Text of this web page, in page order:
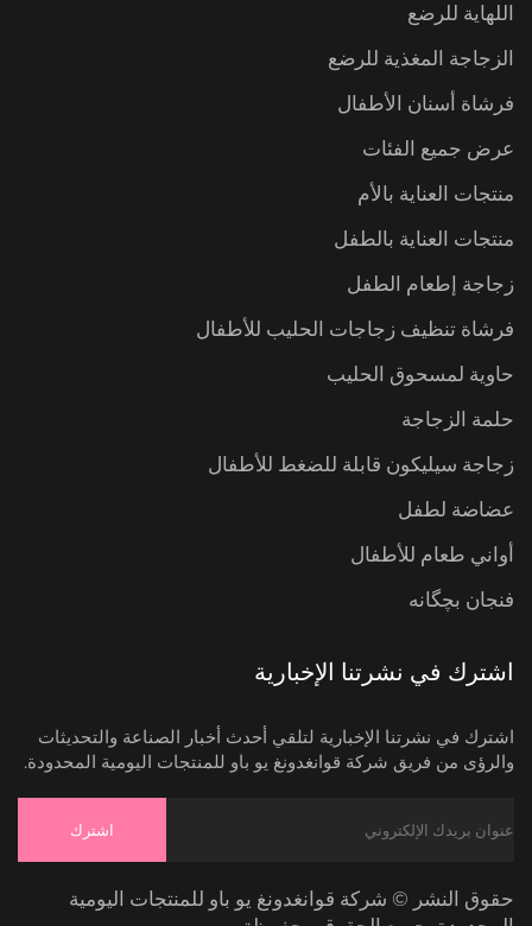
اللهاية للرضع
الزجاجة المغذية للرضع
فرشاة أسنان الأطفال
عرض جميع الفئات
منتجات العناية بالأم
منتجات العناية بالطفل
زجاجة إطعام الطفل
فرشاة تنظيف زجاجات الحليب للأطفال
حاوية لمسحوق الحليب
حلمة الزجاجة
زجاجة سيليكون قابلة للضغط للأطفال
عضاضة لطفل
أواني طعام للأطفال
فنجان بچگانه
اشترك في نشرتنا الإخبارية
اشترك في نشرتنا الإخبارية لتلقي أحدث أخبار الصناعة والتحديثات
والرؤى من فريق شركة قوانغدونغ يو باو للمنتجات اليومية المحدودة.
اشترك
حقوق النشر © شركة قوانغدونغ يو باو للمنتجات اليومية